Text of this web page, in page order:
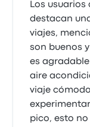
Los usuarios
destacan
viajes,
son buenos
es
aire
viaje
pico, esto